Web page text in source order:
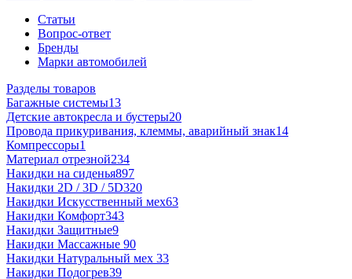
Статьи
Вопрос-ответ
Бренды
Марки автомобилей
Разделы товаров
Багажные системы13
Детские автокресла и бустеры20
Провода прикуривания, клеммы, аварийный знак14
Компрессоры1
Материал отрезной234
Накидки на сиденья897
Накидки 2D / 3D / 5D320
Накидки Искусственный мех63
Накидки Комфорт343
Накидки Защитные9
Накидки Массажные 90
Накидки Натуральный мех 33
Накидки Подогрев39